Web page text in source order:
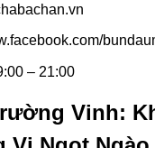
– 21:00
Vinh: